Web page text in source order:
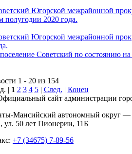
Югорской межрайонной
полугодии 2020 года.
Югорской межрайонной
Советский по состоянию
1 - 20 из 154
| 1 2 3 4 5| След. | Конец
сайт администрации
Мансийский автономный округ
ул. 50 лет Пионерии, 11Б
+7 (34675) 7-89-56